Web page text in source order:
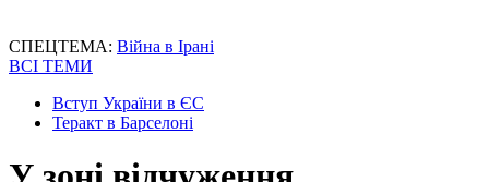
СПЕЦТЕМА: Війна в Ірані
ВСІ ТЕМИ
Вступ України в ЄС
Теракт в Барселоні